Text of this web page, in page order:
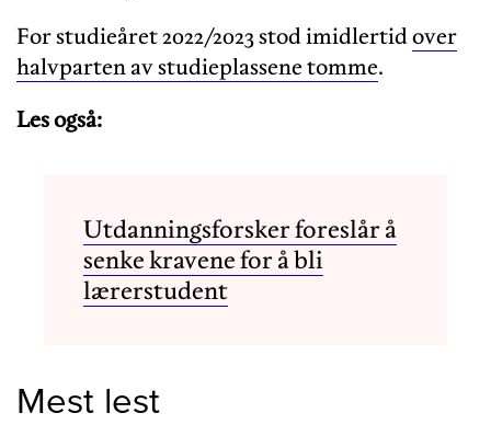
For studieåret 2022/2023 stod imidlertidover
halvparten av studieplassene tomme.
Les også:
Utdanningsforsker foreslår å
senke kravene for å bli
lærerstudent
Mest lest